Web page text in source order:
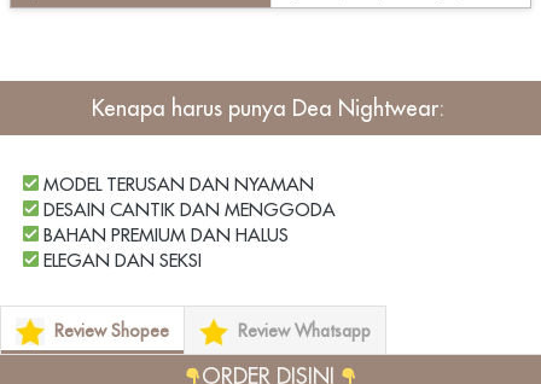
Kenapa harus punya Dea Nightwear:
MODEL TERUSAN DAN NYAMAN
DESAIN CANTIK DAN MENGGODA
BAHAN PREMIUM DAN HALUS
ELEGAN DAN SEKSI
Review Shopee Review Whatsapp
ORDER DISINI